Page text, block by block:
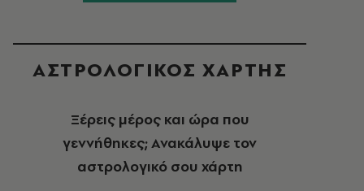
ΑΣΤΡΟΛΟΓΙΚΟΣ ΧΑΡΤΗΣ
Ξέρεις μέρος και ώρα που
γεννήθηκες; Ανακάλυψε τον
αστρολογικό σου χάρτη